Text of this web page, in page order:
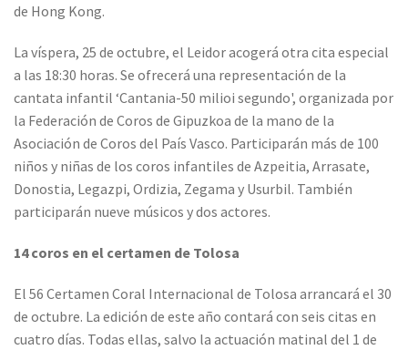
de Hong Kong.
La víspera, 25 de octubre, el Leidor acogerá otra cita especial
a las 18:30 horas. Se ofrecerá una representación de la
cantata infantil ‘Cantania-50 milioi segundo', organizada por
la Federación de Coros de Gipuzkoa de la mano de la
Asociación de Coros del País Vasco. Participarán más de 100
niños y niñas de los coros infantiles de Azpeitia, Arrasate,
Donostia, Legazpi, Ordizia, Zegama y Usurbil. También
participarán nueve músicos y dos actores.
14 coros en el certamen de Tolosa
El 56 Certamen Coral Internacional de Tolosa arrancará el 30
de octubre. La edición de este año contará con seis citas en
cuatro días. Todas ellas, salvo la actuación matinal del 1 de